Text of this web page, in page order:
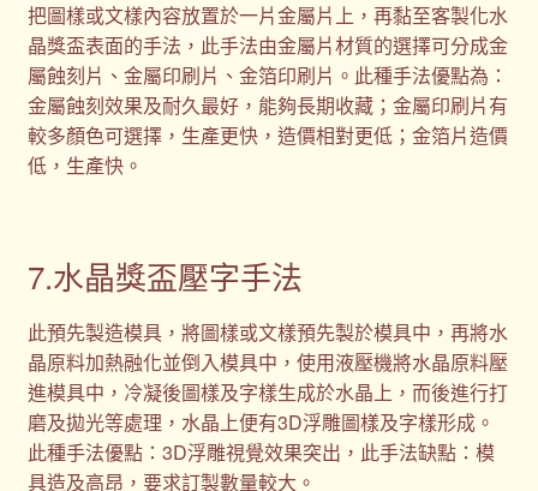
把圖樣或文樣內容放置於一片金屬片上，再黏至客製化水
晶獎盃表面的手法，此手法由金屬片材質的選擇可分成金
屬蝕刻片、金屬印刷片、金箔印刷片。此種手法優點為：
金屬蝕刻效果及耐久最好，能夠長期收藏；金屬印刷片有
較多顏色可選擇，生產更快，造價相對更低；金箔片造價
低，生產快。
7.水晶獎盃壓字手法
此預先製造模具，將圖樣或文樣預先製於模具中，再將水
晶原料加熱融化並倒入模具中，使用液壓機將水晶原料壓
進模具中，冷凝後圖樣及字樣生成於水晶上，而後進行打
磨及拋光等處理，水晶上便有3D浮雕圖樣及字樣形成。
此種手法優點：3D浮雕視覺效果突出，此手法缺點：模
具造及高昂，要求訂製數量較大。